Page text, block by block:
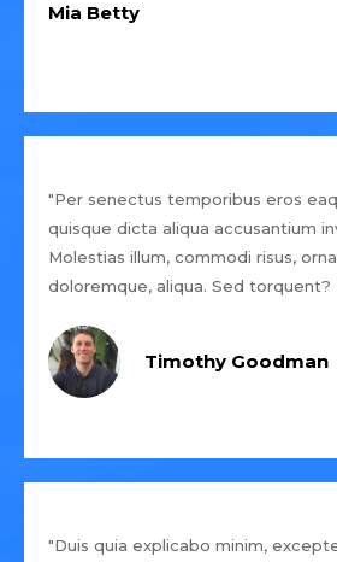
Mia Betty
"Per senectus temporibus eros
quisque dicta aliqua accusantium
Molestias illum, commodi risus,
doloremque, aliqua. Sed torquent?
Timothy Goodman
"Duis quia explicabo minim,